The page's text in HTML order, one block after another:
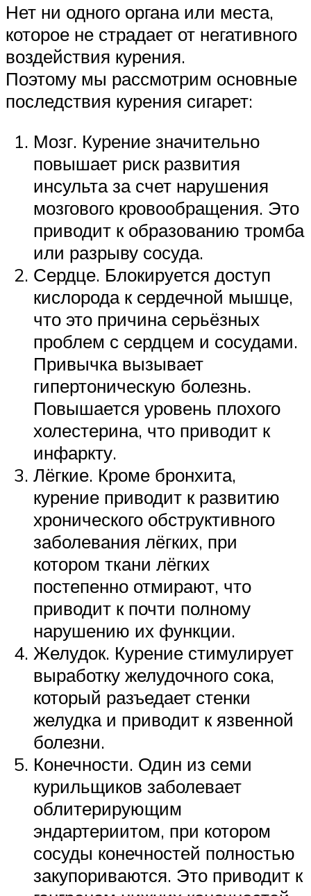
Нет ни одного органа или места,
которое не страдает от негативного
воздействия курения.
Поэтому мы рассмотрим основные
последствия курения сигарет:
Мозг. Курение значительно
повышает риск развития
инсульта за счет нарушения
мозгового кровообращения. Это
приводит к образованию тромба
или разрыву сосуда.
Сердце. Блокируется доступ
кислорода к сердечной мышце,
что это причина серьёзных
проблем с сердцем и сосудами.
Привычка вызывает
гипертоническую болезнь.
Повышается уровень плохого
холестерина, что приводит к
инфаркту.
Лёгкие. Кроме бронхита,
курение приводит к развитию
хронического обструктивного
заболевания лёгких, при
котором ткани лёгких
постепенно отмирают, что
приводит к почти полному
нарушению их функции.
Желудок. Курение стимулирует
выработку желудочного сока,
который разъедает стенки
желудка и приводит к язвенной
болезни.
Конечности. Один из семи
курильщиков заболевает
облитерирующим
эндартериитом, при котором
сосуды конечностей полностью
закупориваются. Это приводит к